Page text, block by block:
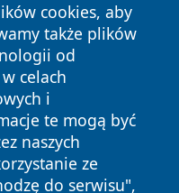
cookies, aby
także plików
od
celach
i
te mogą być
naszych
ze
do serwisu",
Wszystkie prawa
Polityka
Cookies